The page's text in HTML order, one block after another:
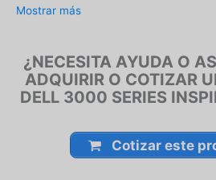
Leticia, Medellín, Arauca, Barranquilla,
Riohacha, Santa Marta, Villavicencio,
Armenia, Pereira, San Andrés,
Ibagué, Cali, Mitú, Puerto Carreño.
Mostrar más
¿NECESITA AYUDA O
ADQUIRIR O COTIZAR
DELL 3000 SERIES
Cotizar este